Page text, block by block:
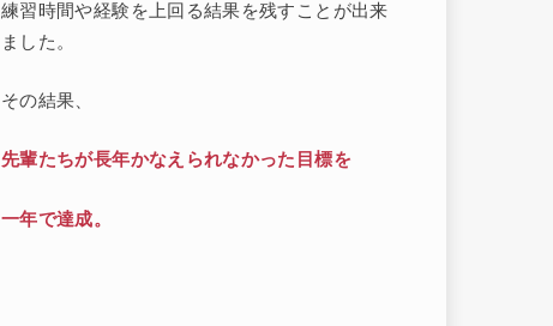
練習時間や経験を上回る結果を残すことが出来
ました。
その結果、
先輩たちが長年かなえられなかった目標を
一年で達成。